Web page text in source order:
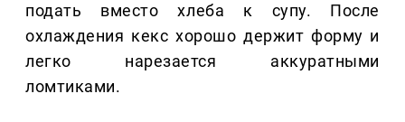
подать вместо хлеба к супу. После
охлаждения кекс хорошо держит форму и
легко нарезается аккуратными
ломтиками.